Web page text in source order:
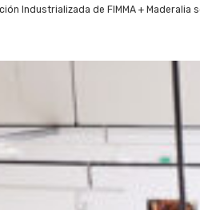
Industrializada de FIMMA +